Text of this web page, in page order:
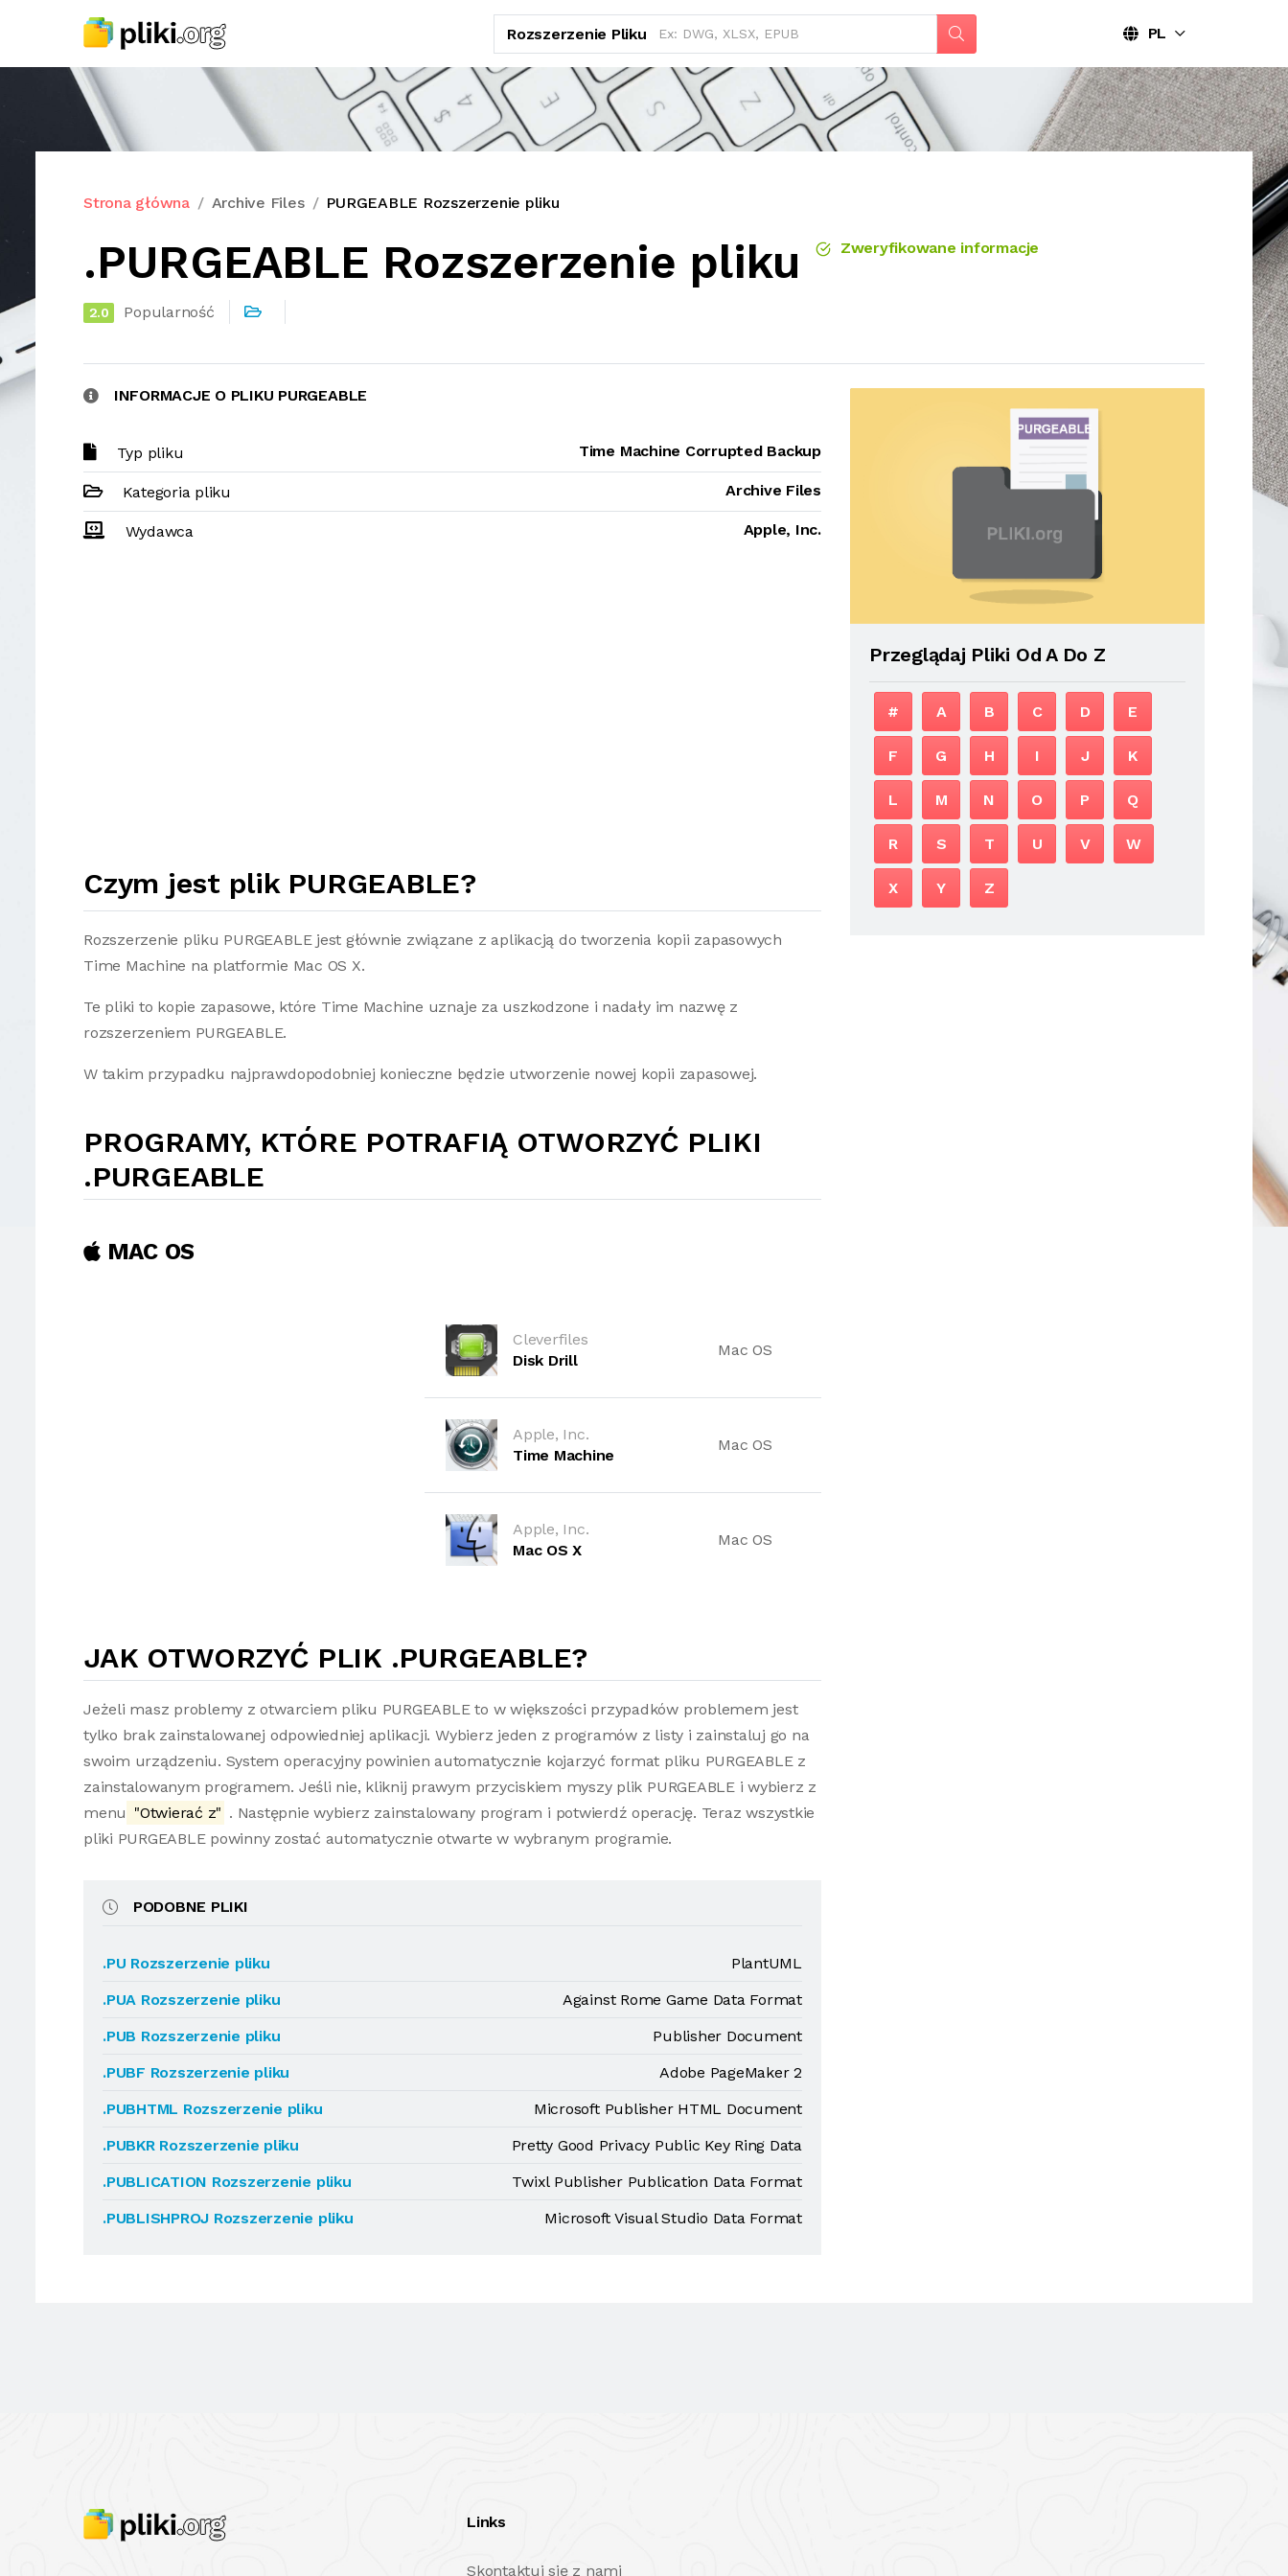
Rozszerzenie Pliku PL
Strona główna Archive Files PURGEABLE Rozszerzenie pliku
.PURGEABLE Rozszerzenie pliku Zweryfikowane informacje
2.0 Popularność
INFORMACJE O PLIKU PURGEABLE
Typ pliku Time Machine Corrupted Backup
Kategoria pliku Archive Files
Wydawca Apple, Inc.
Czym jest plik PURGEABLE?
Rozszerzenie pliku PURGEABLE jest głównie związane z aplikacją do tworzenia kopii zapasowych
Time Machine na platformie Mac OS X.
Te pliki to kopie zapasowe, które Time Machine uznaje za uszkodzone i nadały im nazwę z
rozszerzeniem PURGEABLE.
W takim przypadku najprawdopodobniej konieczne będzie utworzenie nowej kopii zapasowej.
PROGRAMY, KTÓRE POTRAFIĄ OTWORZYĆ PLIKI
.PURGEABLE
MAC OS
Cleverfiles
Disk Drill
Mac OS
Apple, Inc.
Time Machine
Mac OS
Apple, Inc.
Mac OS X
Mac OS
JAK OTWORZYĆ PLIK .PURGEABLE?
Jeżeli masz problemy z otwarciem pliku PURGEABLE to w większości przypadków problemem jest
tylko brak zainstalowanej odpowiedniej aplikacji. Wybierz jeden z programów z listy i zainstaluj go na
swoim urządzeniu. System operacyjny powinien automatycznie kojarzyć format pliku PURGEABLE z
zainstalowanym programem. Jeśli nie, kliknij prawym przyciskiem myszy plik PURGEABLE i wybierz z
menu "Otwierać z" . Następnie wybierz zainstalowany program i potwierdź operację. Teraz wszystkie
pliki PURGEABLE powinny zostać automatycznie otwarte w wybranym programie.
PODOBNE PLIKI
.PU Rozszerzenie pliku
PlantUML
.PUA Rozszerzenie pliku
Against Rome Game Data Format
.PUB Rozszerzenie pliku
Publisher Document
.PUBF Rozszerzenie pliku
Adobe PageMaker 2
.PUBHTML Rozszerzenie pliku
Microsoft Publisher HTML Document
.PUBKR Rozszerzenie pliku
Pretty Good Privacy Public Key Ring Data
.PUBLICATION Rozszerzenie pliku
Twixl Publisher Publication Data Format
.PUBLISHPROJ Rozszerzenie pliku
Microsoft Visual Studio Data Format
Przeglądaj Pliki Od A Do Z
# A B C D E
F G H I J K
L M N O P Q
R S T U V W
X Y Z
Links
Skontaktuj się z nami